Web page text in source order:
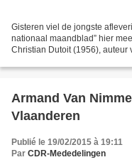
Gisteren viel de jongste
nationaal maandblad” hier
Christian Dutoit (1956), auteur
Armand Van
Vlaanderen
Publié le 19/02/2015 à 19:11
Par CDR-Mededelingen